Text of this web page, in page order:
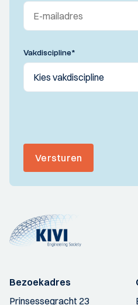
Vakdiscipline*
Versturen
Bezoekadres
Prinsessegracht 23